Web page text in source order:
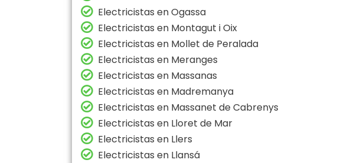
Electricistas en Ogassa
Electricistas en Montagut i Oix
Electricistas en Mollet de Peralada
Electricistas en Meranges
Electricistas en Massanas
Electricistas en Madremanya
Electricistas en Massanet de Cabrenys
Electricistas en Lloret de Mar
Electricistas en Llers
Electricistas en Llansá